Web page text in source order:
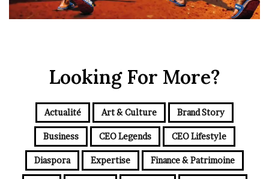
Looking For More?
Actualité Art & Culture Brand Story
Business CEO Legends CEO Lifestyle
Diaspora Expertise Finance & Patrimoine